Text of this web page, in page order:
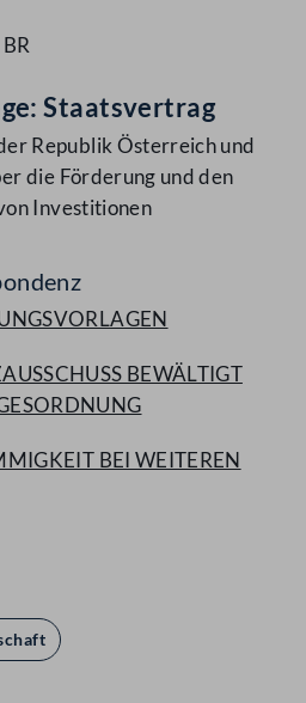
Staatsvertrag
Republik Österreich und
die Förderung und den
Investitionen
BEWÄLTIGT
BEI WEITEREN